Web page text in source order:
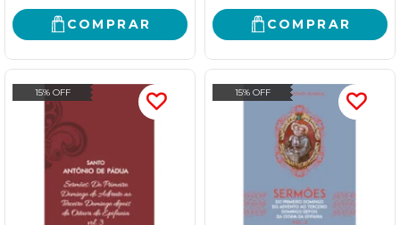
COMPRAR COMPRAR
15% OFF 15% OFF